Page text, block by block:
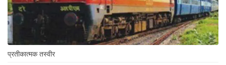
प्रतीकात्‍मक तस्‍वीर